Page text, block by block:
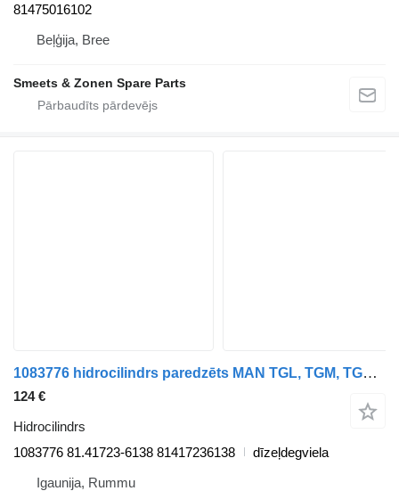
81475016102
Beļģija, Bree
Smeets & Zonen Spare Parts
1083776 hidrocilindrs paredzēts MAN TGL, TGM, TGS, TGX (2005-2021) kravas automašīnas
124 €
Hidrocilindrs
1083776 81.41723-6138 81417236138
dīzeļdegviela
Igaunija, Rummu